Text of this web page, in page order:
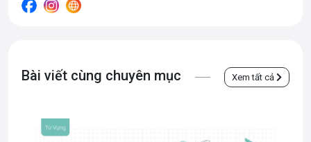
Tại The Catalyst for English, mình cùng đội ngũ giáo viên luôn đặt 3
luôn thấu hiểu và đồng hành từng học viên, giúp các bạn không cảm
hứng và hành trang hữu ích cho các bạn trên con đường chinh phục
Bài viết cùng chuyên mục Xem tất cả